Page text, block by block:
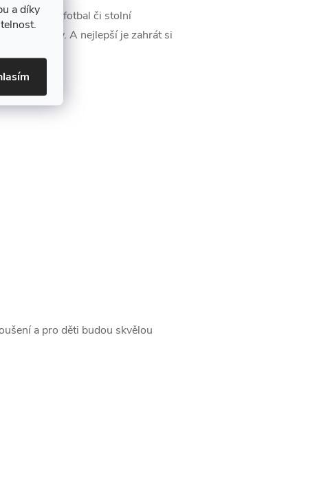
a díky
řadí stolní fotbal či stolní
také dívky. A nejlepší je zahrát si
a pro děti budou skvělou